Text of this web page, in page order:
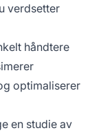
verdsetter
håndtere
optimaliserer
en studie av